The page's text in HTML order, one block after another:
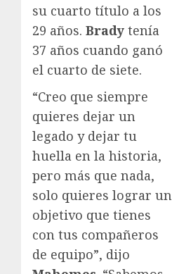
su cuarto título a los
29 años. Brady tenía
37 años cuando ganó
el cuarto de siete.
“Creo que siempre
quieres dejar un
legado y dejar tu
huella en la historia,
pero más que nada,
solo quieres lograr un
objetivo que tienes
con tus compañeros
de equipo”, dijo